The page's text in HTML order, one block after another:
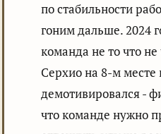
по стабильности
гоним дальше. 2024
команда не то что
Серхио на 8-м месте
демотивировался -
что команде нужно